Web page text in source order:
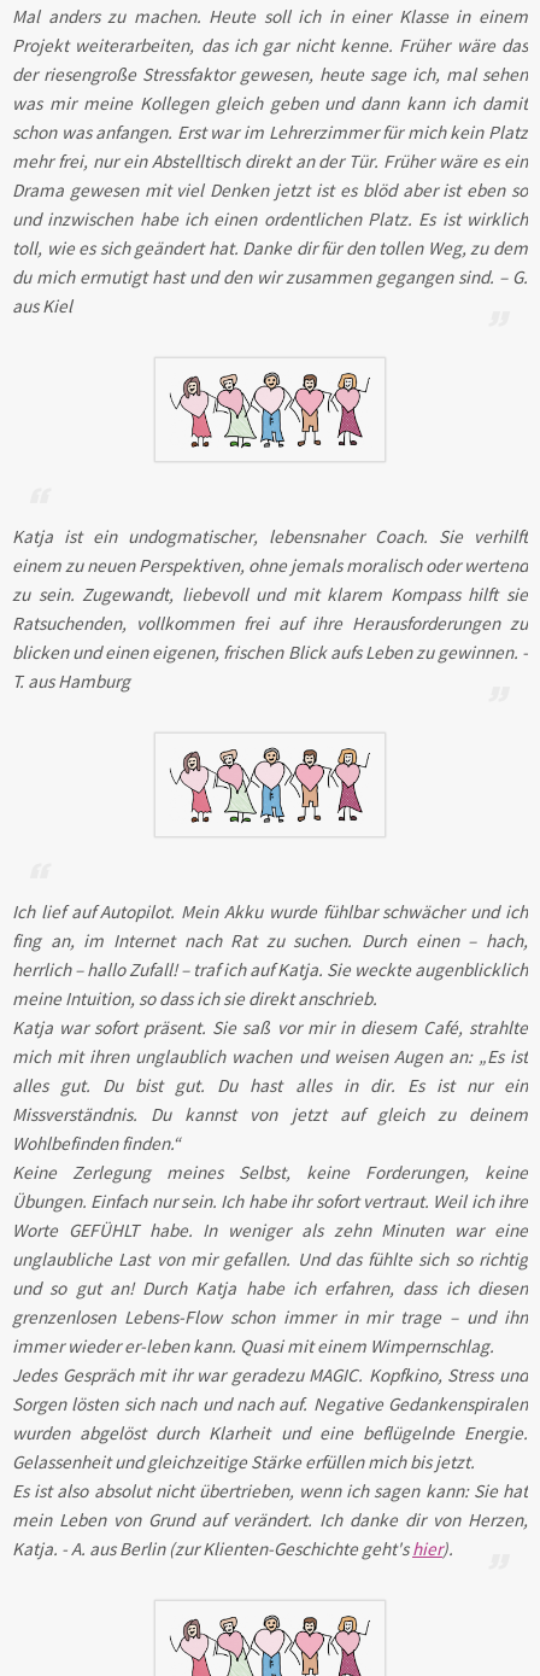
Mal anders zu machen. Heute soll ich in einer Klasse in einem
Projekt weiterarbeiten, das ich gar nicht kenne. Früher wäre das
der riesengroße Stressfaktor gewesen, heute sage ich, mal sehen
was mir meine Kollegen gleich geben und dann kann ich damit
schon was anfangen. Erst war im Lehrerzimmer für mich kein Platz
mehr frei, nur ein Abstelltisch direkt an der Tür. Früher wäre es ein
Drama gewesen mit viel Denken jetzt ist es blöd aber ist eben so
und inzwischen habe ich einen ordentlichen Platz. Es ist wirklich
toll, wie es sich geändert hat. Danke dir für den tollen Weg, zu dem
du mich ermutigt hast und den wir zusammen gegangen sind. – G.
aus Kiel
Katja ist ein undogmatischer, lebensnaher Coach. Sie verhilft
einem zu neuen Perspektiven, ohne jemals moralisch oder wertend
zu sein. Zugewandt, liebevoll und mit klarem Kompass hilft sie
Ratsuchenden, vollkommen frei auf ihre Herausforderungen zu
blicken und einen eigenen, frischen Blick aufs Leben zu gewinnen. -
T. aus Hamburg
Ich lief auf Autopilot. Mein Akku wurde fühlbar schwächer und ich
fing an, im Internet nach Rat zu suchen. Durch einen – hach,
herrlich – hallo Zufall! – traf ich auf Katja. Sie weckte augenblicklich
meine Intuition, so dass ich sie direkt anschrieb.
Katja war sofort präsent. Sie saß vor mir in diesem Café, strahlte
mich mit ihren unglaublich wachen und weisen Augen an: „Es ist
alles gut. Du bist gut. Du hast alles in dir. Es ist nur ein
Missverständnis. Du kannst von jetzt auf gleich zu deinem
Wohlbefinden finden.“
Keine Zerlegung meines Selbst, keine Forderungen, keine
Übungen. Einfach nur sein. Ich habe ihr sofort vertraut. Weil ich ihre
Worte GEFÜHLT habe. In weniger als zehn Minuten war eine
unglaubliche Last von mir gefallen. Und das fühlte sich so richtig
und so gut an! Durch Katja habe ich erfahren, dass ich diesen
grenzenlosen Lebens-Flow schon immer in mir trage – und ihn
immer wieder er-leben kann. Quasi mit einem Wimpernschlag.
Jedes Gespräch mit ihr war geradezu MAGIC. Kopfkino, Stress und
Sorgen lösten sich nach und nach auf. Negative Gedankenspiralen
wurden abgelöst durch Klarheit und eine beflügelnde Energie.
Gelassenheit und gleichzeitige Stärke erfüllen mich bis jetzt.
Es ist also absolut nicht übertrieben, wenn ich sagen kann: Sie hat
mein Leben von Grund auf verändert. Ich danke dir von Herzen,
Katja. - A. aus Berlin (zur Klienten-Geschichte geht'shier).